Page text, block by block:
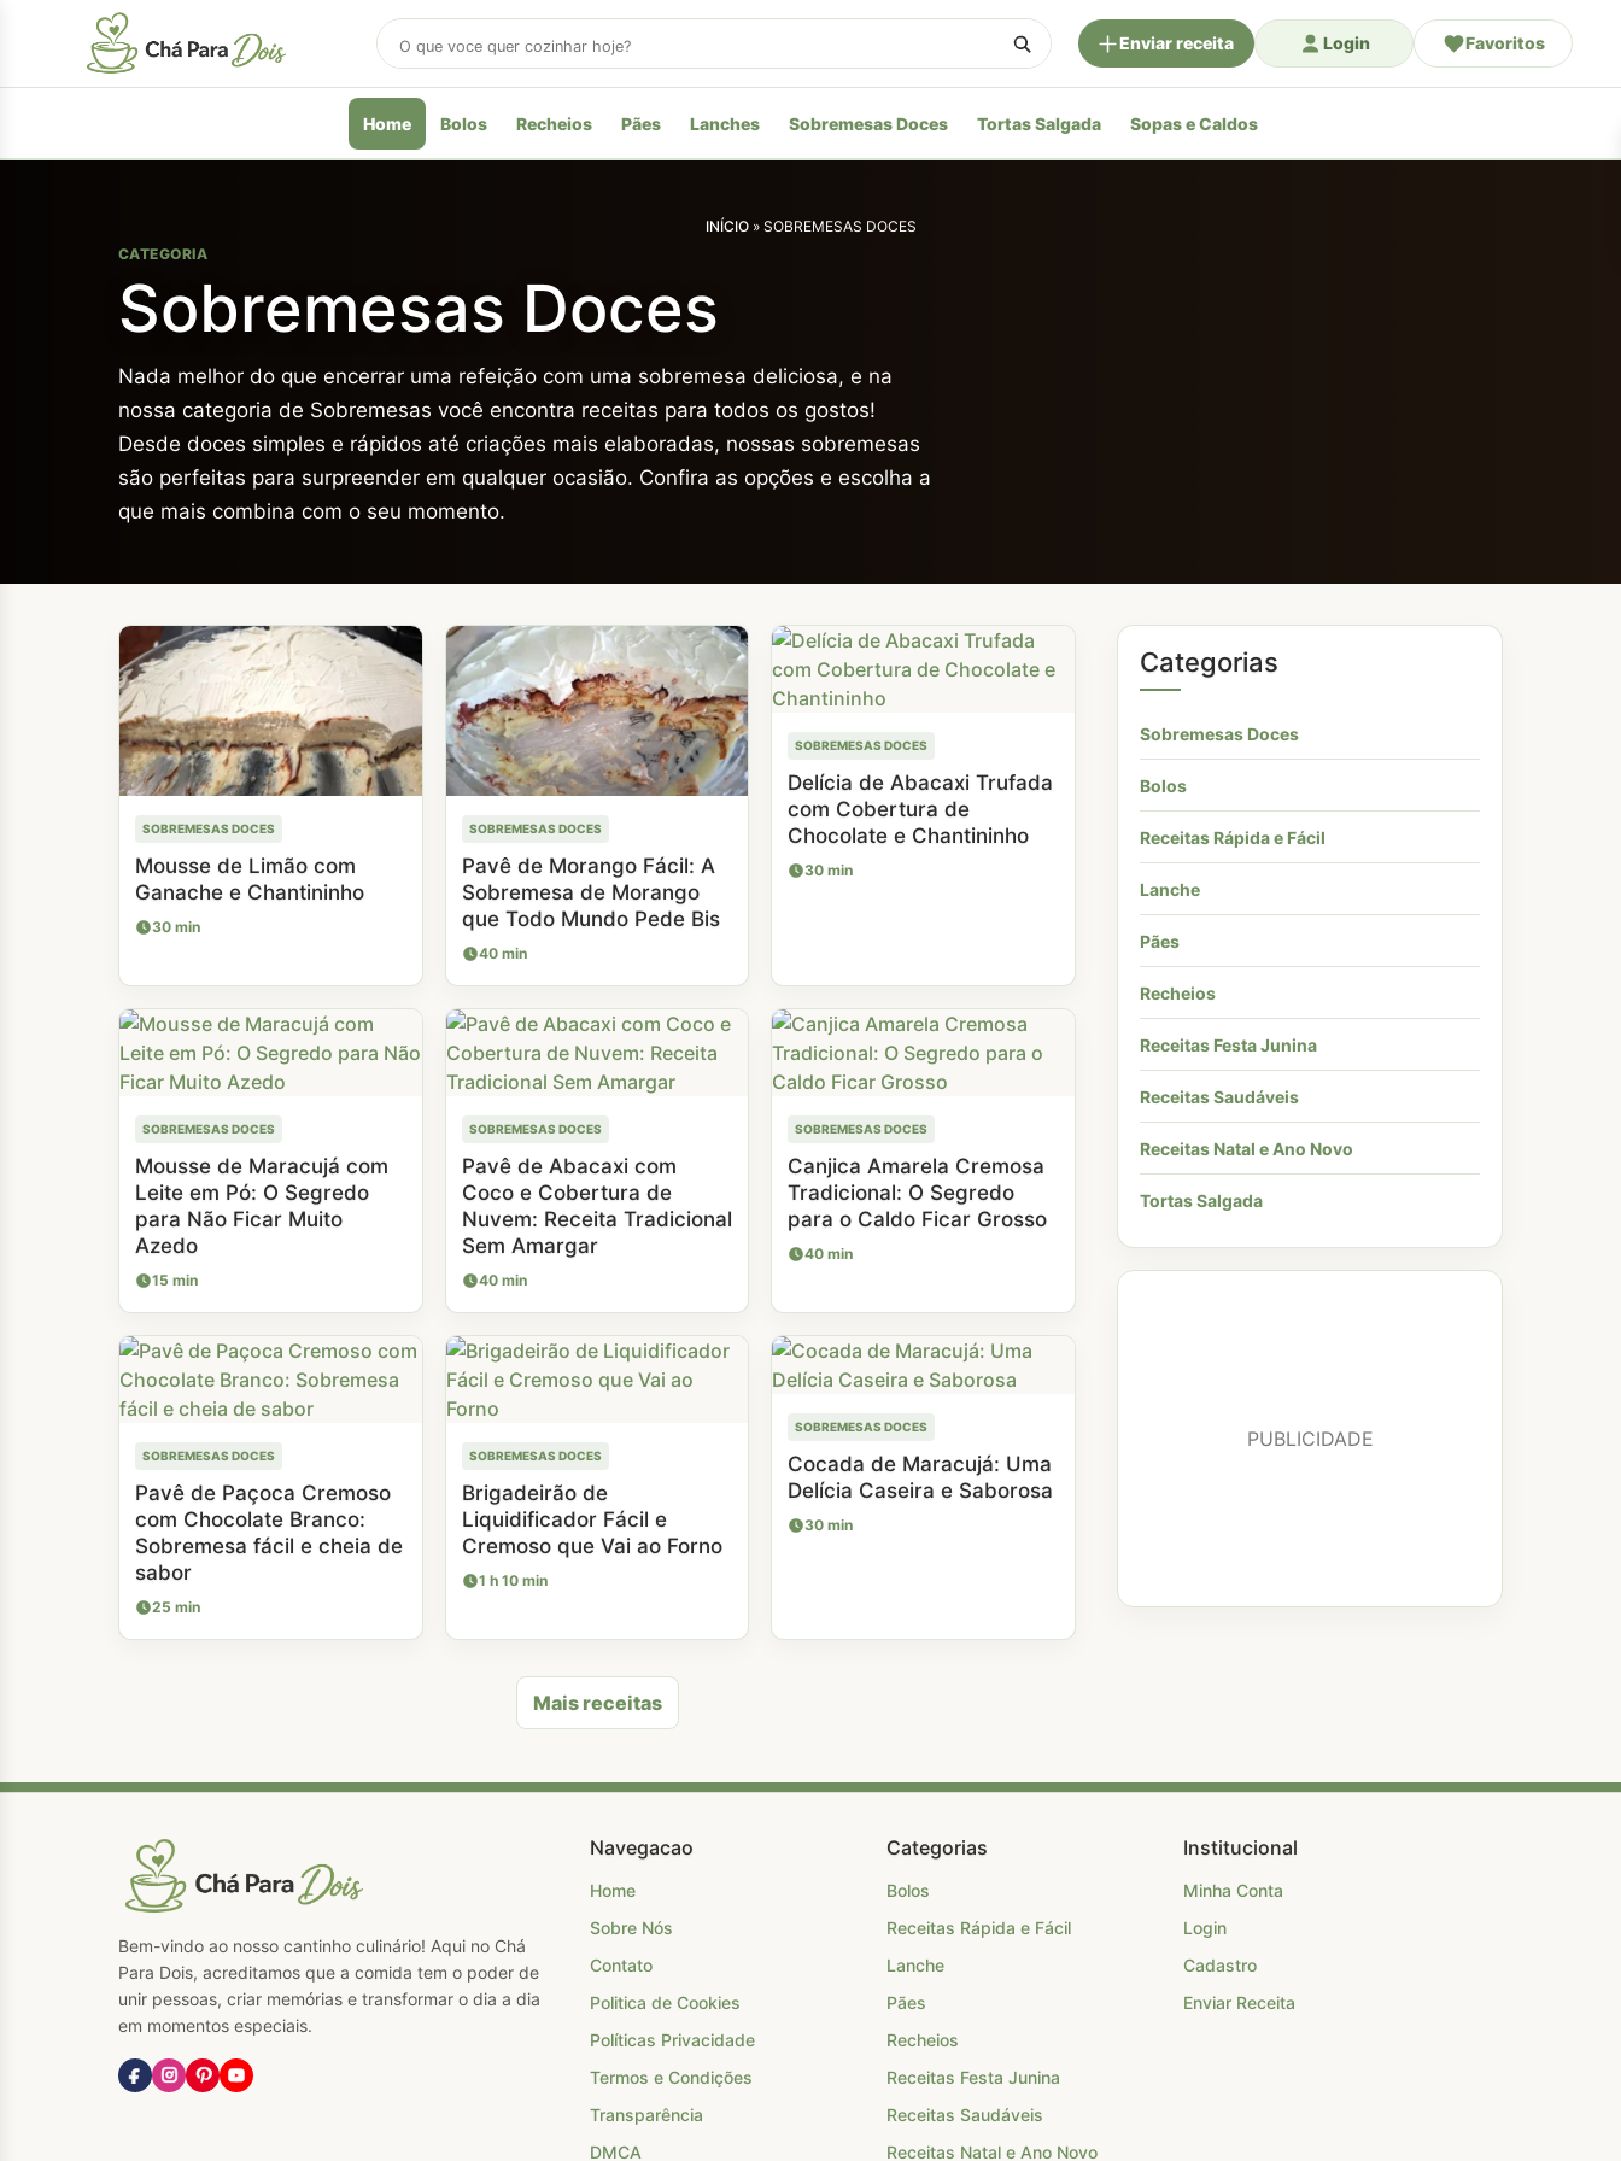
Buscar
receitas
Enviar receita Login Favoritos
Home Bolos Recheios Pães Lanches Sobremesas Doces Tortas Salgada Sopas e Caldos
INÍCIO» SOBREMESAS DOCES
CATEGORIA
Sobremesas Doces
Nada melhor do que encerrar uma refeição com uma sobremesa deliciosa, e na
nossa categoria de Sobremesas você encontra receitas para todos os gostos!
Desde doces simples e rápidos até criações mais elaboradas, nossas sobremesas
são perfeitas para surpreender em qualquer ocasião. Confira as opções e escolha a
que mais combina com o seu momento.
SOBREMESAS DOCES
Mousse de Limão com
Ganache e Chantininho
30 min
SOBREMESAS DOCES
Pavê de Morango Fácil: A
Sobremesa de Morango
que Todo Mundo Pede Bis
40 min
SOBREMESAS DOCES
Delícia de Abacaxi Trufada
com Cobertura de
Chocolate e Chantininho
30 min
SOBREMESAS DOCES
Mousse de Maracujá com
Leite em Pó: O Segredo
para Não Ficar Muito
Azedo
15 min
SOBREMESAS DOCES
Pavê de Abacaxi com
Coco e Cobertura de
Nuvem: Receita Tradicional
Sem Amargar
40 min
SOBREMESAS DOCES
Canjica Amarela Cremosa
Tradicional: O Segredo
para o Caldo Ficar Grosso
40 min
SOBREMESAS DOCES
Pavê de Paçoca Cremoso
com Chocolate Branco:
Sobremesa fácil e cheia de
sabor
25 min
SOBREMESAS DOCES
Brigadeirão de
Liquidificador Fácil e
Cremoso que Vai ao Forno
1 h 10 min
SOBREMESAS DOCES
Cocada de Maracujá: Uma
Delícia Caseira e Saborosa
30 min
Mais receitas
Categorias
Sobremesas Doces
Bolos
Receitas Rápida e Fácil
Lanche
Pães
Recheios
Receitas Festa Junina
Receitas Saudáveis
Receitas Natal e Ano Novo
Tortas Salgada
PUBLICIDADE
Bem-vindo ao nosso cantinho culinário! Aqui no Chá
Para Dois, acreditamos que a comida tem o poder de
unir pessoas, criar memórias e transformar o dia a dia
em momentos especiais.
Navegacao
Home
Sobre Nós
Contato
Politica de Cookies
Políticas Privacidade
Termos e Condições
Transparência
DMCA
Categorias
Bolos
Receitas Rápida e Fácil
Lanche
Pães
Recheios
Receitas Festa Junina
Receitas Saudáveis
Receitas Natal e Ano Novo
Institucional
Minha Conta
Login
Cadastro
Enviar Receita